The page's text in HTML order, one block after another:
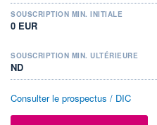
SOUSCRIPTION MIN. INITIALE
0 EUR
SOUSCRIPTION MIN. ULTÉRIEURE
ND
Consulter le prospectus / DIC